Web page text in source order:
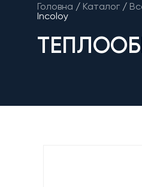
Головна / Каталог /
Incoloy